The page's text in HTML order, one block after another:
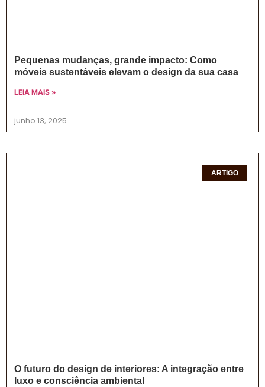
Pequenas mudanças, grande impacto: Como
móveis sustentáveis elevam o design da sua casa
LEIA MAIS »
junho 13, 2025
ARTIGO
O futuro do design de interiores: A integração entre
luxo e consciência ambiental